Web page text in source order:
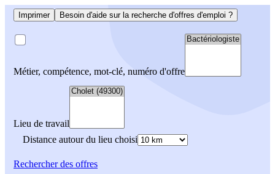
Imprimer Besoin d'aide sur la recherche d'offres d'emploi ?
Métier, compétence, mot-clé, numéro d'offre
Lieu de travail
Distance autour du lieu choisi
Rechercherdes offres